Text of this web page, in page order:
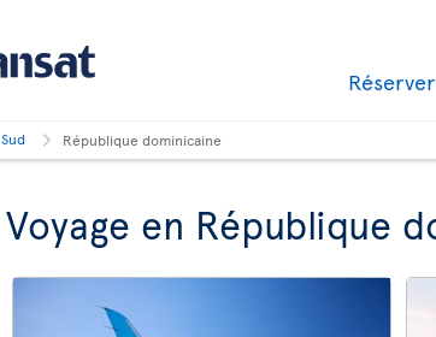
Réserver
Sud République dominicaine
Voyage en République